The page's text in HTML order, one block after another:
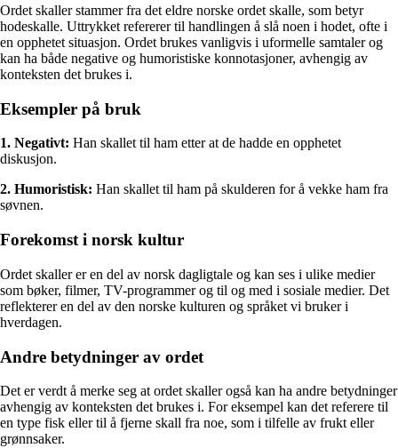
Ordet skaller stammer fra det eldre norske ordet skalle, som betyr
hodeskalle. Uttrykket refererer til handlingen å slå noen i hodet, ofte i
en opphetet situasjon. Ordet brukes vanligvis i uformelle samtaler og
kan ha både negative og humoristiske konnotasjoner, avhengig av
konteksten det brukes i.
Eksempler på bruk
1. Negativt: Han skallet til ham etter at de hadde en opphetet
diskusjon.
2. Humoristisk: Han skallet til ham på skulderen for å vekke ham fra
søvnen.
Forekomst i norsk kultur
Ordet skaller er en del av norsk dagligtale og kan ses i ulike medier
som bøker, filmer, TV-programmer og til og med i sosiale medier. Det
reflekterer en del av den norske kulturen og språket vi bruker i
hverdagen.
Andre betydninger av ordet
Det er verdt å merke seg at ordet skaller også kan ha andre betydninger
avhengig av konteksten det brukes i. For eksempel kan det referere til
en type fisk eller til å fjerne skall fra noe, som i tilfelle av frukt eller
grønnsaker.